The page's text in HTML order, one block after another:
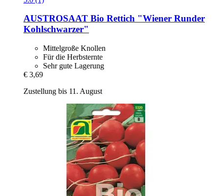
AUSTROSAAT Bio Rettich "Wiener Runder
Kohlschwarzer"
Mittelgroße Knollen
Für die Herbsternte
Sehr gute Lagerung
€ 3,69
Zustellung bis 11. August